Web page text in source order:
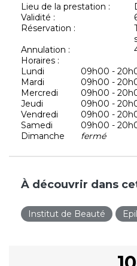
Lieu de la prestation :
Validité :
Réservation :
Annulation :
Horaires :
Lundi
09h00 -
Mardi
09h00 -
Mercredi
09h00 -
Jeudi
09h00 -
Vendredi
09h00 -
Samedi
09h00 -
Dimanche
fermé
À découvrir dans
Institut de Beauté